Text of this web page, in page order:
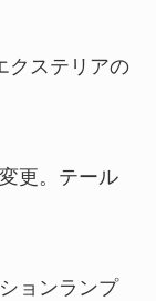
クステリアの
更。テール
ョンランプ